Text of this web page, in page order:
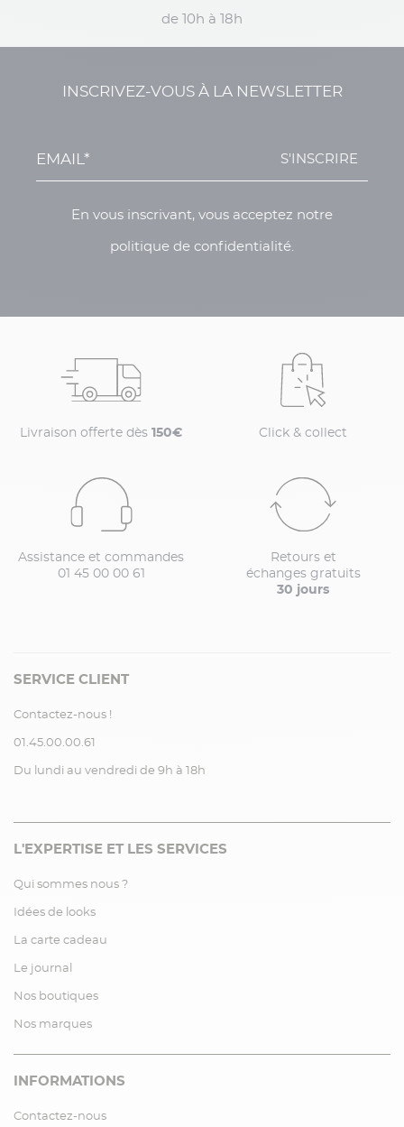
de 10h à 18h
INSCRIVEZ-VOUS À LA NEWSLETTER
S'INSCRIRE
En vous inscrivant, vous acceptez notre
politique de confidentialité.
Livraison offerte dès 150€ Click & collect
Assistance et commandes
01 45 00 00 61
Retours et
échanges gratuits
30 jours
SERVICE CLIENT
Contactez-nous !
01.45.00.00.61
Du lundi au vendredi de 9h à 18h
L'EXPERTISE ET LES SERVICES
Qui sommes nous ?
Idées de looks
La carte cadeau
Le journal
Nos boutiques
Nos marques
INFORMATIONS
Contactez-nous